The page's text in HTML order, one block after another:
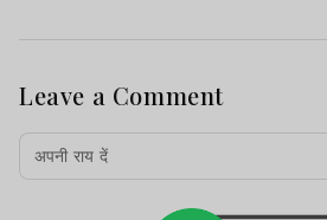
Leave a Comment